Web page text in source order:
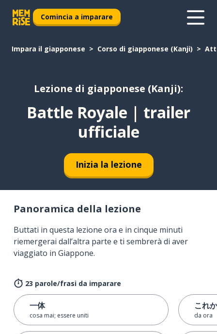
Comincia a imparare
Impara il giapponese Corso di giapponese (Kanji)
Lezione di giapponese (Kanji):
Battle Royale | trailer
ufficiale
Inizia la lezione
Panoramica della lezione
Buttati in questa lezione ora e in cinque minuti
riemergerai dall’altra parte e ti sembrerà di aver
viaggiato in Giappone.
23 parole/frasi da imparare
一体
cosa mai; essere uniti
これ
da ora